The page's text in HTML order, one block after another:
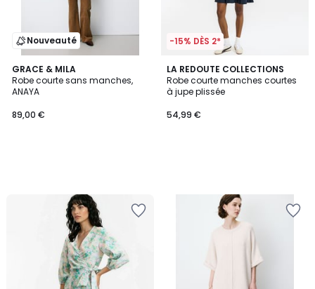
Nouveauté
GRACE & MILA
Robe courte sans manches,
ANAYA
89,00 €
-15% DÈS 2*
LA REDOUTE COLLECTIONS
Robe courte manches courtes
à jupe plissée
54,99 €